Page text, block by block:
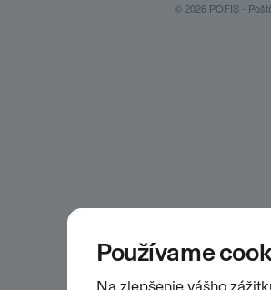
© 2026 POFIS -